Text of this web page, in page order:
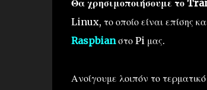
Θα χρησιμοποιήσουμε το
Linux, το οποίο είναι επίσης
Raspbianστο Pi μας.
Ανοίγουμε λοιπόν το